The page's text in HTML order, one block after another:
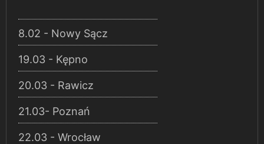
8.02 - Nowy Sącz
19.03 - Kępno
20.03 - Rawicz
21.03- Poznań
22.03 - Wrocław